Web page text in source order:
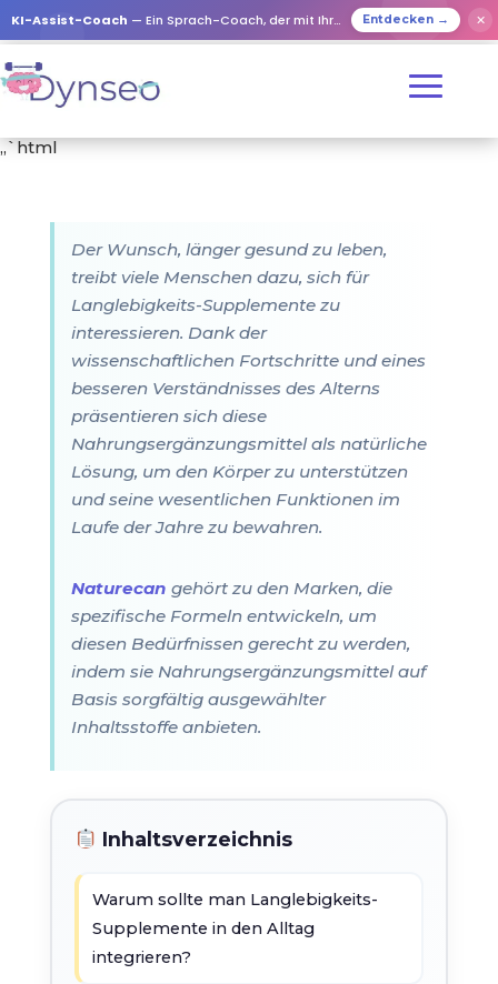
KI-Assist-Coach — Ein Sprach-Coach, der mit Ihren Lieben spielt Entdecken → ✕
„`html
Der Wunsch, länger gesund zu leben,
treibt viele Menschen dazu, sich für
Langlebigkeits-Supplemente zu
interessieren. Dank der
wissenschaftlichen Fortschritte und eines
besseren Verständnisses des Alterns
präsentieren sich diese
Nahrungsergänzungsmittel als natürliche
Lösung, um den Körper zu unterstützen
und seine wesentlichen Funktionen im
Laufe der Jahre zu bewahren.
Naturecan gehört zu den Marken, die
spezifische Formeln entwickeln, um
diesen Bedürfnissen gerecht zu werden,
indem sie Nahrungsergänzungsmittel auf
Basis sorgfältig ausgewählter
Inhaltsstoffe anbieten.
Inhaltsverzeichnis
Warum sollte man Langlebigkeits-
Supplemente in den Alltag
integrieren?